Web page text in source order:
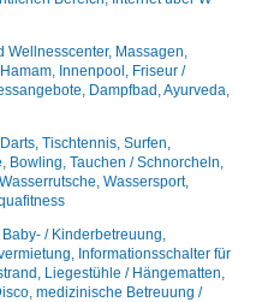
Massagen,
Innenpool, Friseur /
Dampfbad, Ayurveda,
Tischtennis, Surfen,
Tauchen / Schnorcheln,
Wassersport,
/ Kinderbetreuung,
Informationsschalter für
Liegestühle / Hängematten,
medizinische Betreuung /